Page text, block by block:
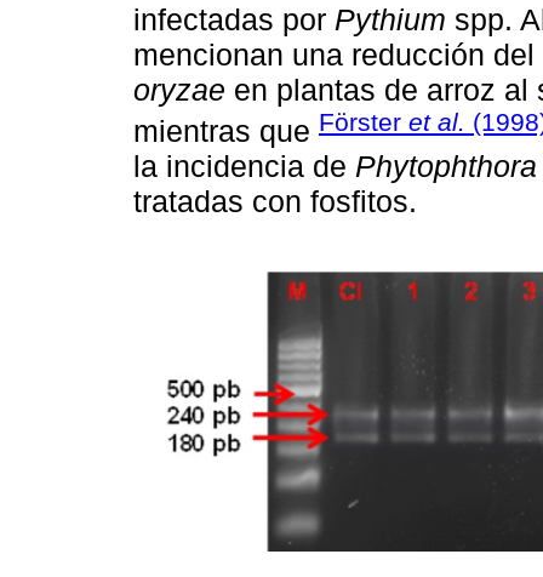
infectadas por Pythium spp.
mencionan una reducción
oryzae en plantas de arroz al
mientras que Förster et al.
la incidencia de
tratadas con fosfitos.